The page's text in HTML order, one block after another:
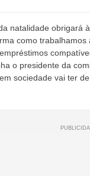
natalidade obrigará
como
o presidente da
sociedade vai ter